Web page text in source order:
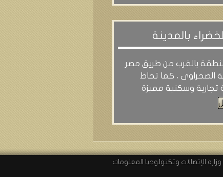
بالمدينة
بالقرب من طريق مصر
الصحراوى ، كما تحاط
وسكنية مميزة